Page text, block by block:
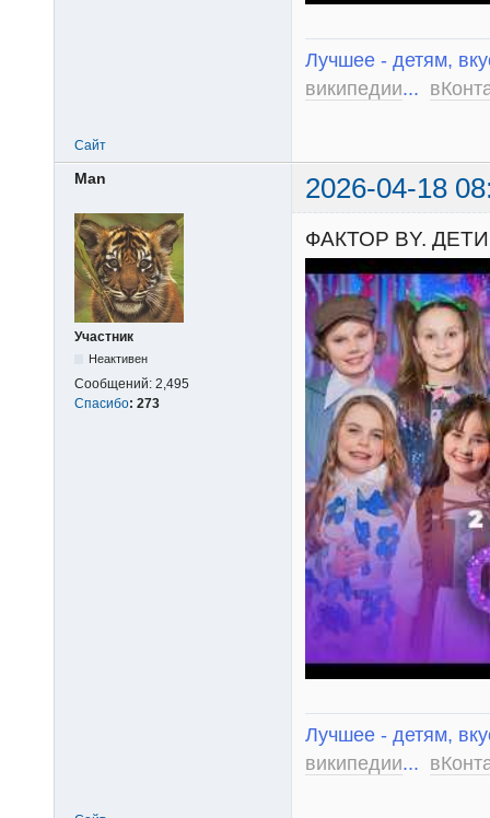
Лучшее - детям,
википедии...
Сайт
Man 2026-04-18
Участник
Неактивен
Сообщений: 2,495
Спасибо: 273
ФАКТОР BY.
Лучшее - детям,
википедии...